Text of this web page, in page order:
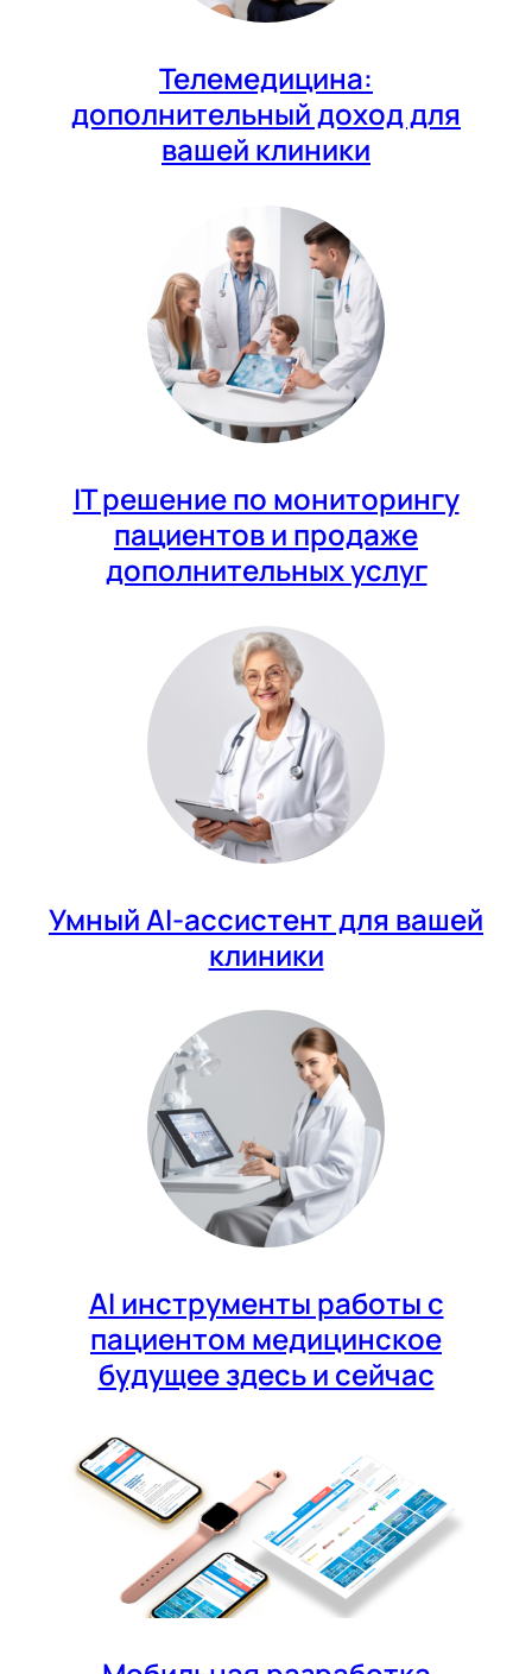
Телемедицина:
дополнительный доход для
вашей клиники
IT решение по мониторингу
пациентов и продаже
дополнительных услуг
Умный AI-ассистент для вашей
клиники
AI инструменты работы с
пациентом медицинское
будущее здесь и сейчас